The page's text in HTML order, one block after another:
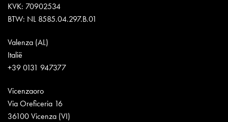
KVK: 70902534
BTW: NL 8585.04.297.B.01
Valenza (AL)
Italië
+39 0131 947377
Vicenzaoro
Via Oreficeria 16
36100 Vicenza (VI)